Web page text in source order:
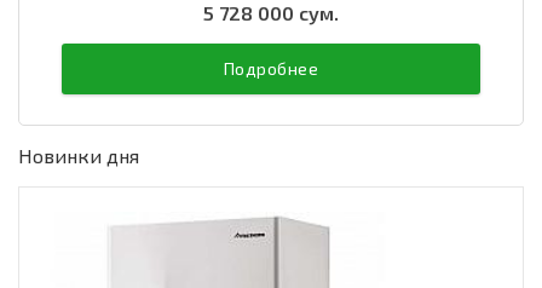
5 728 000 сум.
Подробнее
Новинки дня